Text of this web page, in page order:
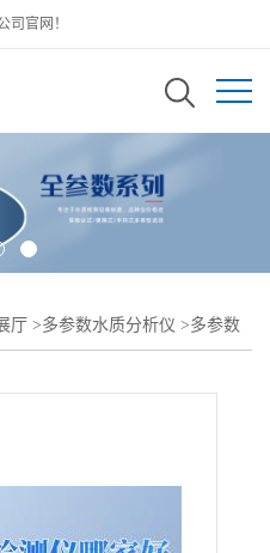
司官网！
厅 >多参数水质分析仪 >多参数